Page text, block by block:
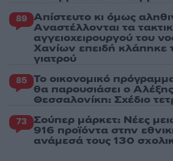
89 Απίστευτο κι όμως
Aναστέλλονται τα
αγγειοχειρουργού του
Χανίων επειδή κλάπηκε
γιατρού
85 Το οικονομικό
θα παρουσιάσει ο
Θεσσαλονίκη: Σχέδιο
73 Σούπερ μάρκετ: Νέες
916 προϊόντα στην
ανάμεσά τους 130